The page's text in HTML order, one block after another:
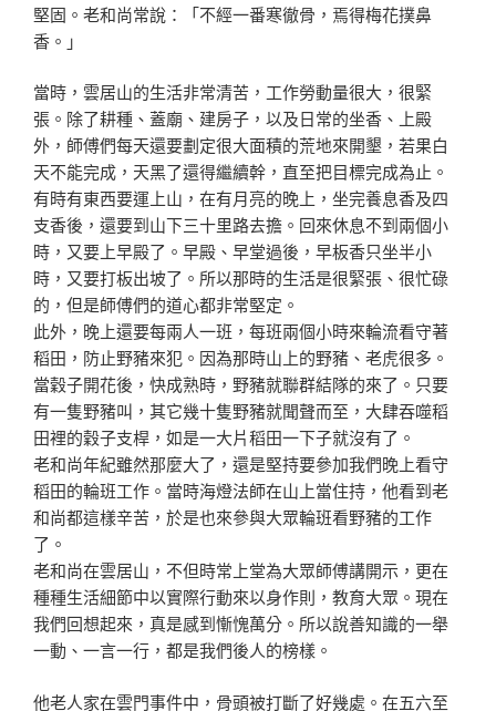
堅固。老和尚常說：「不經一番寒徹骨，焉得梅花撲鼻
香。」
當時，雲居山的生活非常清苦，工作勞動量很大，很緊
張。 除了耕種、蓋廟、建房子，以及日常的坐香、上殿
外，師傅們每天還要劃定很大面積的荒地來開墾，若果白
天不能完成 ，天黑了還得繼續幹，直至把目標完成為止。
有時有東西要運上山，在有月亮的晚上，坐完養息香及四
支香後，還要到山下三十里路去擔。回來休息不到兩個小
時， 又要上早殿了。早殿、早堂過後，早板香只坐半小
時，又要打板出坡了。所以那時的生活是很緊張、很忙碌
的，但是師傅們的道心都非常堅定。
此外，晚上還要每兩人一班，每班兩個小時來輪流看守著
稻田，防止野豬來犯。因為那時山上的野豬、老虎很多。
當穀子開花後，快成熟時，野豬就聯群結隊的來了。只要
有一隻野豬叫，其它幾十隻野豬就聞聲而至，大肆吞噬稻
田裡的穀子支桿，如是一大片稻田一下子就沒有了。
老和尚年紀雖然那麼大了，還是堅持要參加我們晚上看守
稻田的輪班工作。當時海燈法師在山上當住持，他看到老
和尚都這樣辛苦，於是也來參與大眾輪班看野豬的工作
了。
老和尚在雲居山，不但時常上堂為大眾師傅講開示，更在
種種生活細節中以實際行動來以身作則，教育大眾。現在
我們回想起來，真是感到慚愧萬分。所以說善知識的一舉
一動、 一言一行，都是我們後人的榜樣。
他老人家在雲門事件中，骨頭被打斷了好幾處。在五六至